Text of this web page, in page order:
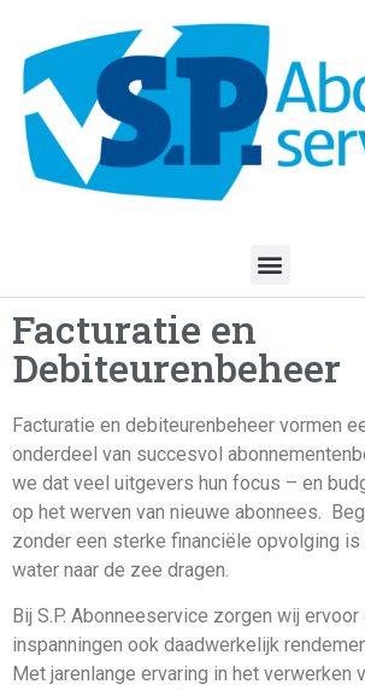
Facturatie en
Debiteurenbeheer
Facturatie en debiteurenbeheer vormen
onderdeel van succesvol
we dat veel uitgevers hun focus – en
op het werven van nieuwe abonnees.
zonder een sterke financiële opvolging
water naar de zee dragen.
Bij S.P. Abonneeservice zorgen wij ervoor
inspanningen ook daadwerkelijk
Met jarenlange ervaring in het verwerken